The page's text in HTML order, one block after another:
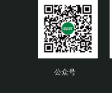
公众号